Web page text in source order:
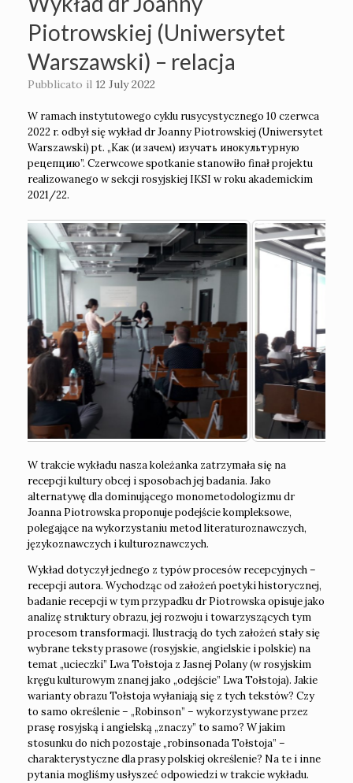
Piotrowskiej (Uniwersytet
Warszawski) – relacja
Pubblicato il 12 July 2022
W ramach instytutowego cyklu rusycystycznego 10 czerwca
2022 r. odbył się wykład dr Joanny Piotrowskiej (Uniwersytet
Warszawski) pt. „Как (и зачем) изучать инокультурную
рецепцию”. Czerwcowe spotkanie stanowiło finał projektu
realizowanego w sekcji rosyjskiej IKSI w roku akademickim
2021/22.
W trakcie wykładu nasza koleżanka zatrzymała się na
recepcji kultury obcej i sposobach jej badania. Jako
alternatywę dla dominującego monometodologizmu dr
Joanna Piotrowska proponuje podejście kompleksowe,
polegające na wykorzystaniu metod literaturoznawczych,
językoznawczych i kulturoznawczych.
Wykład dotyczył jednego z typów procesów recepcyjnych –
recepcji autora. Wychodząc od założeń poetyki historycznej,
badanie recepcji w tym przypadku dr Piotrowska opisuje jako
analizę struktury obrazu, jej rozwoju i towarzyszących tym
procesom transformacji. Ilustracją do tych założeń stały się
wybrane teksty prasowe (rosyjskie, angielskie i polskie) na
temat „ucieczki” Lwa Tołstoja z Jasnej Polany (w rosyjskim
kręgu kulturowym znanej jako „odejście” Lwa Tołstoja). Jakie
warianty obrazu Tołstoja wyłaniają się z tych tekstów? Czy
to samo określenie – „Robinson” – wykorzystywane przez
prasę rosyjską i angielską „znaczy” to samo? W jakim
stosunku do nich pozostaje „robinsonada Tołstoja” –
charakterystyczne dla prasy polskiej określenie? Na te i inne
pytania mogliśmy usłyszeć odpowiedzi w trakcie wykładu.